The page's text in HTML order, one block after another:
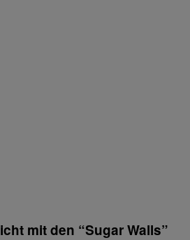
mit den “Sugar Walls”